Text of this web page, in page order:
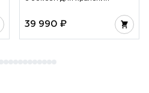
39 990 ₽